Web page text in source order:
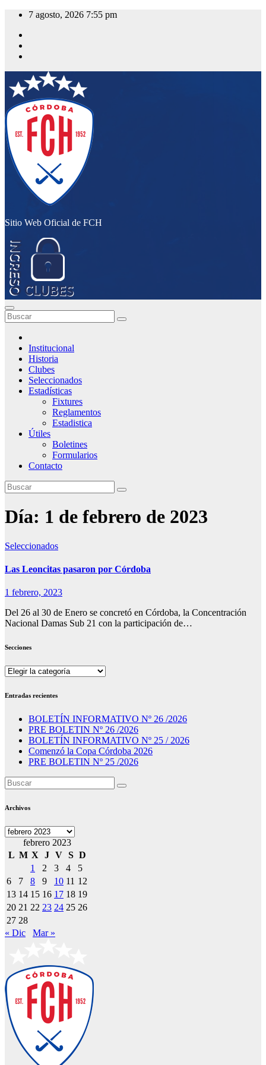
Saltar
contenido
7 agosto, 2026 7:55 pm
Sitio Web Oficial de FCH
Institucional
Historia
Clubes
Seleccionados
Estadísticas
Fixtures
Reglamentos
Estadistica
Útiles
Boletines
Formularios
Contacto
Día: 1 de febrero de 2023
Seleccionados
Las Leoncitas pasaron por Córdoba
1 febrero, 2023
Del 26 al 30 de Enero se concretó en Córdoba, la Concentración
Nacional Damas Sub 21 con la participación de…
Secciones
Secciones
Entradas recientes
BOLETÍN INFORMATIVO Nº 26 /2026
PRE BOLETIN Nº 26 /2026
BOLETÍN INFORMATIVO Nº 25 / 2026
Comenzó la Copa Córdoba 2026
PRE BOLETIN Nº 25 /2026
Archivos
Archivos
febrero 2023
L M X J V S D
1
2 3 4
5
6
7 8 9 10 11 12
13 14 15 16 17 18 19
20 21 22 23 24 25 26
27 28
« Dic
Mar »